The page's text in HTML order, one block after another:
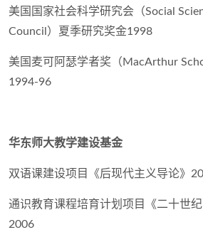
美国国家社会科学研究会（Social
Council）夏季研究奖金1998
美国麦可阿瑟学者奖（MacArthur
1994-96
华东师大教学建设基金
双语课建设项目《后现代主义导论》
通识教育课程培育计划项目《二十世纪
2006